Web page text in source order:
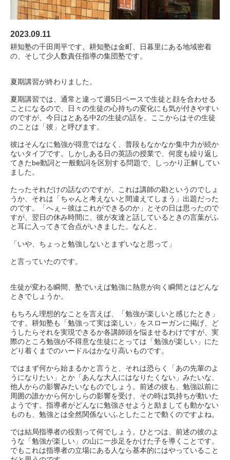
2023.09.11
耕知塾の千田周平です。耕知塾は金町、日暮里にある地域密着
の、そして少人数責任指導の集団塾です。
夏期講習が終わりました。
夏期講習では、通常と違って週5日ペースで生徒と顔を合わせる
ことになるので、日々の生徒の心持ちの変化にも気が付きやすい
のですが、今日はとある中2の生徒の話を。ここからはその生徒
のことは「彼」と呼びます。
彼はそんなに勉強が得意ではなく、普段もなかなか集中力が続か
ないタイプです。しかしある日の英語の授業で、何度も繰り返し
てきたbe動詞と一般動詞を区別する問題で、しっかり正解してい
ました。
たったそれだけの話なのですが、これは講師の勘というのでしょ
うか、それは「ちゃんと考えないと間違えてしまう」出題だった
のです。「へぇ～彼はこれができるのか」とその日は思ったので
すが、翌日の休み時間に、彼が友達と話しているときの言葉がふ
と耳に入ってきて合点がいきました。なんと、
「いや、ちょっと勉強しないとまずいなと思って」
と言っていたのです。
生徒が変わる瞬間、塾でいえば勉強に熱意が向く瞬間とはどんな
ときでしょうか。
もちろん理想的なことを言えば、「勉強が楽しいと感じたとき」
です。耕知塾も「勉強って実は楽しい」をスローガンに掲げ、ど
うしたらそれを実現できるか各講師頭を悩ませるわけですが、実
際のところ勉強が不得意な生徒にとっては「勉強が楽しい」にた
どり着くまでのハードルはかなり高いものです。
ではまず何から始まるかと言うと、それは恐らく「あの先輩のよ
うになりたい」とか「あんな大人にはなりたくない」みたいな、
他人からの影響みたいなものでしょう。前述の彼も、勉強以前に
周囲の誰かから何かしらの影響を受け、その時は気持ちが動いた
ようです。指導者がどんなに勉強させようと励ましても動かない
ものも、勉強とは全然関係ないふとしたことで動くのですよね。
では結局指導者の役割って何でしょう。ひとつは、前述の彼のよ
うな「勉強が楽しい」の山に一歩足をかけた子を導くことです。
でもこれは指導者の立場にある人なら基本的にはやっていること